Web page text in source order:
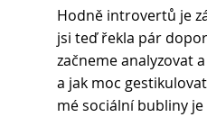
Hodně introvertů je
jsi teď řekla pár
začneme analyzovat
a jak moc
mé sociální bubliny je